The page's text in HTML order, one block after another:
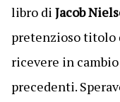
libro di Jacob
pretenzioso titolo
ricevere in
precedenti.